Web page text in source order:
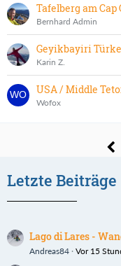
Tafelberg am
Bernhard Admin
Geyikbayiri
Karin Z.
USA / Middle
Wofox
Letzte Beiträge
Lago di Lares -
Andreas84 Vor 15